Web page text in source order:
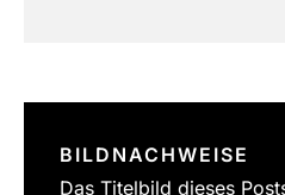
BILDNACHWEISE
Das Titelbild dieses